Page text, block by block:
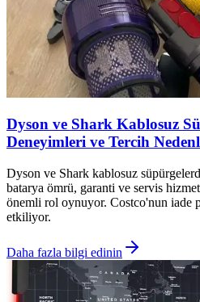
Dyson ve Shark Kablosuz
Deneyimleri ve Tercih
Dyson ve Shark kablosuz
batarya ömrü, garanti ve servis
önemli rol oynuyor. Costco'nun iade
etkiliyor.
Daha fazla bilgi edinin